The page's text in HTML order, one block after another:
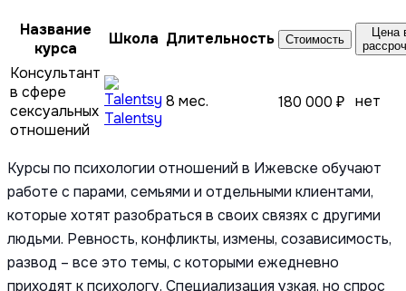
Название
курса
Школа Длительность Стоимость
Цена
Консультант
в сфере
сексуальных
отношений
Talentsy
8 мес. 180 000 ₽ нет
Курсы по психологии отношений в Ижевске обучают
работе с парами, семьями и отдельными клиентами,
которые хотят разобраться в своих связях с другими
людьми. Ревность, конфликты, измены, созависимость,
развод – все это темы, с которыми ежедневно
приходят к психологу. Специализация узкая, но спрос